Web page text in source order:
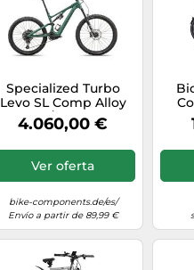
Specialized Turbo
Levo SL Comp Alloy
29" / 27,5" E-
Mountainbike verde
4.060,00 €
Ver oferta
bike-components.de/es/
Envío a partir de 89,99 €